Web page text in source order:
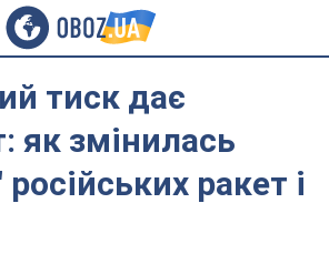
тиск дає
як змінилась
ракет і